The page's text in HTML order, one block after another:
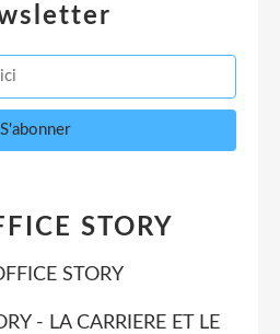
STORY
- LA CARRIERE ET LE